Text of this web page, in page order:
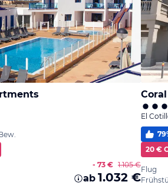
- 73 € 1.105 €
ab 1.032 €
El
79
20 €
Flug